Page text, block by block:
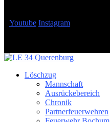
Youtube Instagram
Löschzug
Mannschaft
Ausrückebereich
Chronik
Partnerfeuerwehren